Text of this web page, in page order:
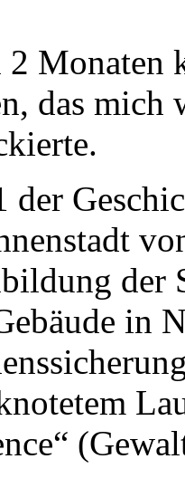
2 Monaten
das mich
der
der
in